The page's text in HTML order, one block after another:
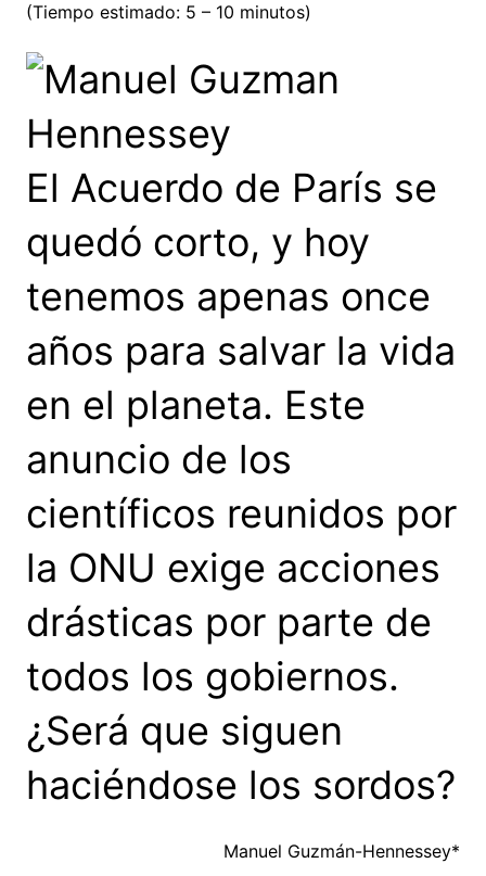
(Tiempo estimado: 5 – 10 minutos)
El Acuerdo de París se
quedó corto, y hoy
tenemos apenas once
años para salvar la vida
en el planeta. Este
anuncio de los
científicos reunidos por
la ONU exige acciones
drásticas por parte de
todos los gobiernos.
¿Será que siguen
haciéndose los sordos?
Manuel Guzmán-Hennessey*